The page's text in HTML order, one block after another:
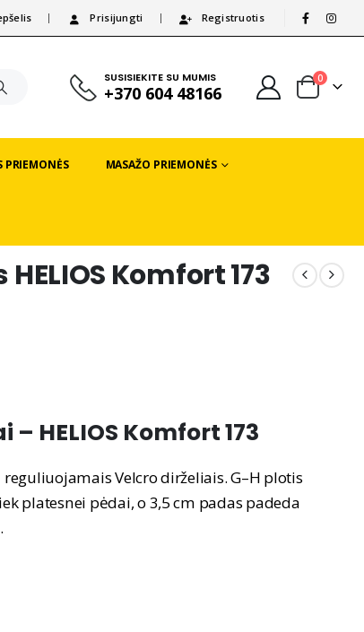
Prisijungti Registruotis
SUSISIEKITE SU MUMIS
+370 604 48166
0
PRIEMONĖS MASAŽO PRIEMONĖS
Komfort 173
HELIOS Komfort 173
Velcro dirželiais. G–H plotis
platesnei pėdai, o 3,5 cm padas padeda